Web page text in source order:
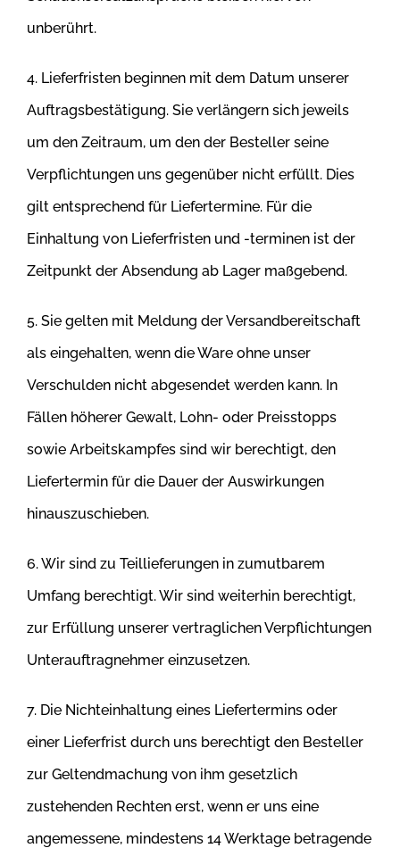
unberührt.
4. Lieferfristen beginnen mit dem Datum unserer
Auftragsbestätigung. Sie verlängern sich jeweils
um den Zeitraum, um den der Besteller seine
Verpflichtungen uns gegenüber nicht erfüllt. Dies
gilt entsprechend für Liefertermine. Für die
Einhaltung von Lieferfristen und -terminen ist der
Zeitpunkt der Absendung ab Lager maßgebend.
5. Sie gelten mit Meldung der Versandbereitschaft
als eingehalten, wenn die Ware ohne unser
Verschulden nicht abgesendet werden kann. In
Fällen höherer Gewalt, Lohn- oder Preisstopps
sowie Arbeitskampfes sind wir berechtigt, den
Liefertermin für die Dauer der Auswirkungen
hinauszuschieben.
6. Wir sind zu Teillieferungen in zumutbarem
Umfang berechtigt. Wir sind weiterhin berechtigt,
zur Erfüllung unserer vertraglichen Verpflichtungen
Unterauftragnehmer einzusetzen.
7. Die Nichteinhaltung eines Liefertermins oder
einer Lieferfrist durch uns berechtigt den Besteller
zur Geltendmachung von ihm gesetzlich
zustehenden Rechten erst, wenn er uns eine
angemessene, mindestens 14 Werktage betragende